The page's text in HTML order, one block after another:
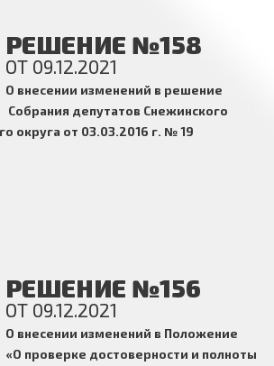
РЕШЕНИЕ №158
ОТ 09.12.2021
О внесении изменений в решение
Собрания депутатов Снежинского
округа от 03.03.2016 г. № 19
РЕШЕНИЕ №156
ОТ 09.12.2021
О внесении изменений в Положение
«О проверке достоверности и полноты